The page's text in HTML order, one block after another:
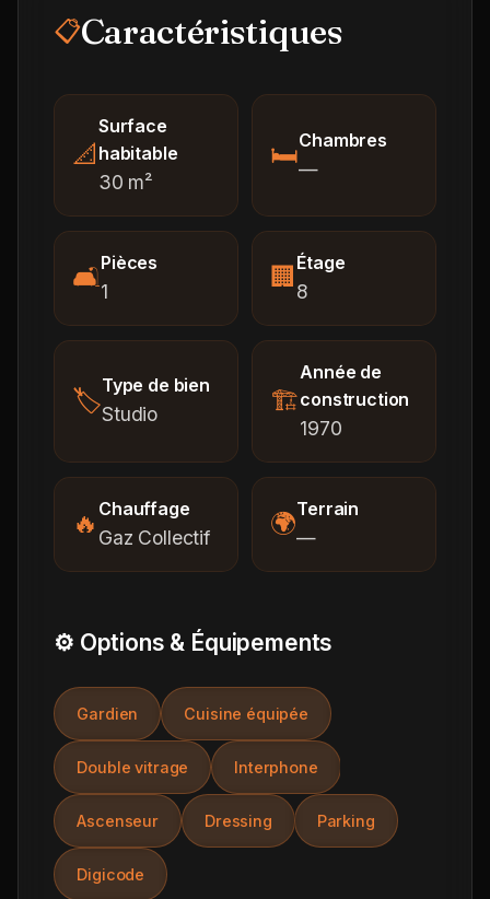
📋Caractéristiques
📐
Surface
habitable
30 m²
🛏️Chambres
—
🛋️Pièces
1 🏢 Étage
8
🏷️Type de bien
Studio 🏗️
Année de
construction
1970
🔥 Chauffage
Gaz Collectif 🌍Terrain
—
⚙️ Options & Équipements
Gardien Cuisine équipée
Double vitrage Interphone
Ascenseur Dressing Parking
Digicode